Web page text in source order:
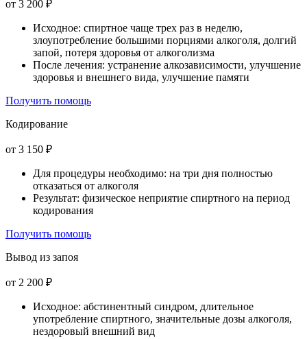
от 3 200 ₽
Исходное: спиртное чаще трех раз в неделю,
злоупотребление большими порциями алкоголя, долгий
запой, потеря здоровья от алкоголизма
После лечения: устранение алкозависимости, улучшение
здоровья и внешнего вида, улучшение памяти
Получить помощь
Кодирование
от 3 150 ₽
Для процедуры необходимо: на три дня полностью
отказаться от алкоголя
Результат: физическое неприятие спиртного на период
кодирования
Получить помощь
Вывод из запоя
от 2 200 ₽
Исходное: абстинентный синдром, длительное
употребление спиртного, значительные дозы алкоголя,
нездоровый внешний вид